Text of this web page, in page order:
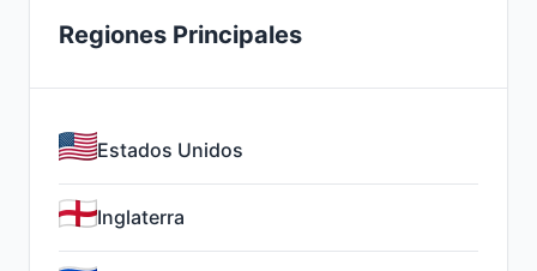
Regiones Principales
Estados Unidos
Inglaterra